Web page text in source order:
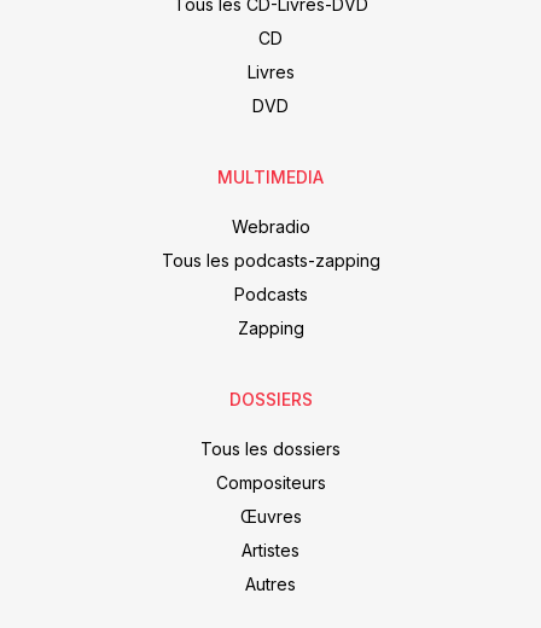
Tous les CD-Livres-DVD
CD
Livres
DVD
MULTIMEDIA
Webradio
Tous les podcasts-zapping
Podcasts
Zapping
DOSSIERS
Tous les dossiers
Compositeurs
Œuvres
Artistes
Autres